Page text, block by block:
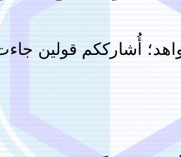
أُشارككم قولين